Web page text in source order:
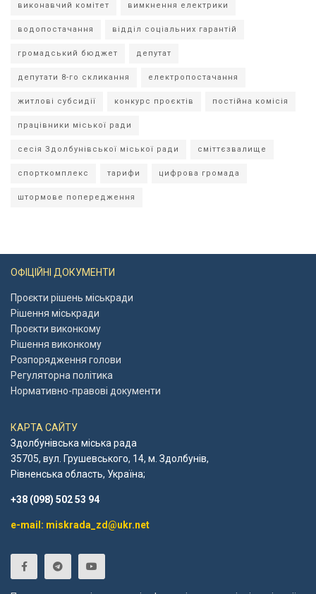
виконавчий комітет вимкнення електрики
водопостачання відділ соціальних гарантій
громадський бюджет депутат
депутати 8-го скликання електропостачання
житлові субсидії конкурс проєктів постійна комісія
працівники міської ради
сесія Здолбунівської міської ради сміттєзвалище
спорткомплекс тарифи цифрова громада
штормове попередження
ОФІЦІЙНІ ДОКУМЕНТИ
Проєкти рішень міськради
Рішення міськради
Проєкти виконкому
Рішення виконкому
Розпорядження голови
Регуляторна політика
Нормативно-правові документи
КАРТА САЙТУ
Здолбунівська міська рада
35705, вул. Грушевського, 14, м. Здолбунів,
Рівненська область, Україна;
+38 (098) 502 53 94
e-mail: miskrada_zd@ukr.net